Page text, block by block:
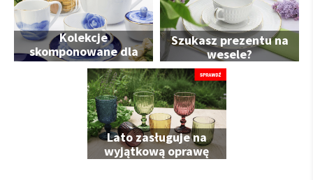
Kolekcje
skomponowane dla
Ciebie
Szukasz prezentu na
wesele?
Lato zasługuje na
wyjątkową oprawę